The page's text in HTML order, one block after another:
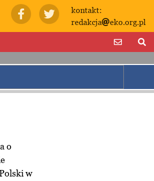
kontakt:
redakcja
eko.org.pl
o
w